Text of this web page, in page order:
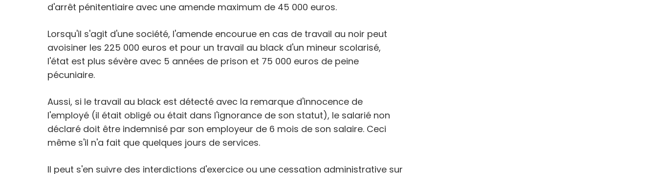
d'arrêt pénitentiaire avec une amende maximum de 45 000 euros.
Lorsqu'il s'agit d'une société, l'amende encourue en cas de travail au noir peut
avoisiner les 225 000 euros et pour un travail au black d'un mineur scolarisé,
l'état est plus sévère avec 5 années de prison et 75 000 euros de peine
pécuniaire.
Aussi, si le travail au black est détecté avec la remarque d'innocence de
l'employé (il était obligé ou était dans l'ignorance de son statut), le salarié non
déclaré doit être indemnisé par son employeur de 6 mois de son salaire. Ceci
même s'il n'a fait que quelques jours de services.
Il peut s'en suivre des interdictions d'exercice ou une cessation administrative sur